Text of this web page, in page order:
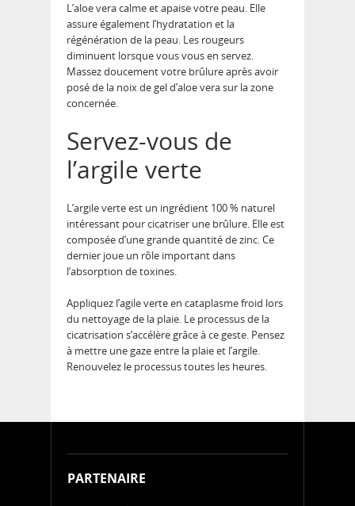
L’aloe vera calme et apaise votre peau. Elle
assure également l’hydratation et la
régénération de la peau. Les rougeurs
diminuent lorsque vous vous en servez.
Massez doucement votre brûlure après avoir
posé de la noix de gel d’aloe vera sur la zone
concernée.
Servez-vous de
l’argile verte
L’argile verte est un ingrédient 100 % naturel
intéressant pour cicatriser une brûlure. Elle est
composée d’une grande quantité de zinc. Ce
dernier joue un rôle important dans
l’absorption de toxines.
Appliquez l’agile verte en cataplasme froid lors
du nettoyage de la plaie. Le processus de la
cicatrisation s’accélère grâce à ce geste. Pensez
à mettre une gaze entre la plaie et l’argile.
Renouvelez le processus toutes les heures.
PARTENAIRE